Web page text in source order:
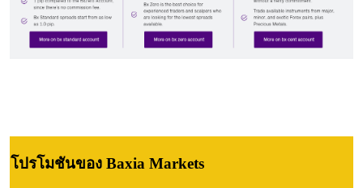
โปรโมชันของ Baxia Markets